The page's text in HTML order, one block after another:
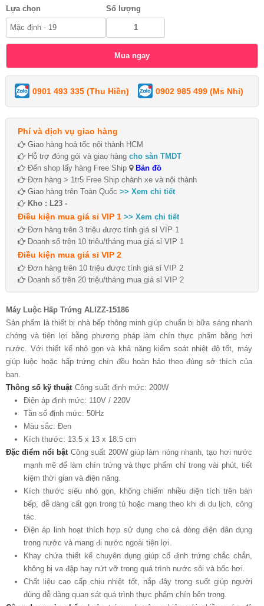
Lựa chọn Số lượng
0901 493 335 (Thu Hiền) 0902 985 499 (Ms Nhi)
Phí và dịch vụ giao hàng
Giao hàng hoả tốc nội thành HCM
Hỗ trợ đóng gói và giao hàng cho sàn TMDT
Đến shop lấy hàng Free Ship
Bản đồ
Đơn hàng > 1tr5 Free Ship chành xe và nội thành
Giao hàng trên Toàn Quốc >> Xem chi tiết
Kho : L23 -
Điều kiện mua giá sỉ VIP 1 >> Xem chi tiết
Đơn hàng trên 3 triệu được tính giá sỉ VIP 1
Doanh số trên 10 triệu/tháng mua giá sỉ VIP 1
Điều kiện mua giá sỉ VIP 2
Đơn hàng trên 10 triệu được tính giá sỉ VIP 2
Doanh số trên 20 triệu/tháng mua giá sỉ VIP 2
Máy Luộc Hấp Trứng ALIZZ-15186
Sản phẩm là thiết bị nhà bếp thông minh giúp chuẩn bị bữa sáng nhanh
chóng và tiện lợi bằng phương pháp làm chín thực phẩm bằng hơi
nước. Với thiết kế nhỏ gọn và khả năng kiểm soát nhiệt độ tốt, máy
giúp luộc hoặc hấp trứng chín đều hoàn hảo theo đúng sở thích của
bạn.
Thông số kỹ thuật Công suất định mức: 200W
Điện áp định mức: 110V / 220V
Tần số định mức: 50Hz
Màu sắc: Đen
Kích thước: 13.5 x 13 x 18.5 cm
Đặc điểm nổi bật Công suất 200W giúp làm nóng nhanh, tạo hơi nước
mạnh mẽ để làm chín trứng và thực phẩm chỉ trong vài phút, tiết
kiệm thời gian và điện năng.
Kích thước siêu nhỏ gọn, không chiếm nhiều diện tích trên bàn
bếp, dễ dàng cất gọn trong tủ hoặc mang theo khi đi du lịch, công
tác.
Điện áp linh hoạt thích hợp sử dụng cho cả dòng điện dân dụng
trong nước và mang đi nước ngoài tiện lợi.
Khay chứa thiết kế chuyên dụng giúp cố định trứng chắc chắn,
không bị va đập hay nứt vỡ trong quá trình nước sôi và bốc hơi.
Chất liệu cao cấp chịu nhiệt tốt, nắp đậy trong suốt giúp người
dùng dễ dàng quan sát quá trình thực phẩm chín bên trong.